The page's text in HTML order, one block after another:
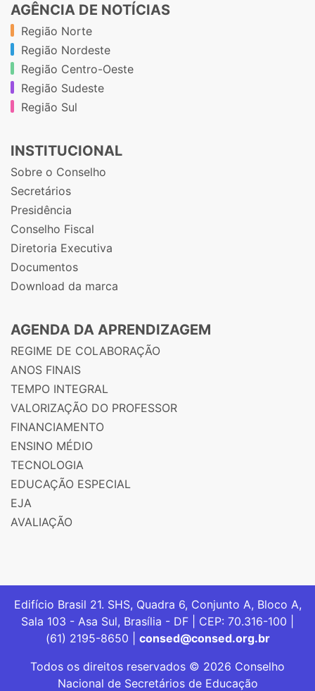
AGÊNCIA DE NOTÍCIAS
Região Norte
Região Nordeste
Região Centro-Oeste
Região Sudeste
Região Sul
INSTITUCIONAL
Sobre o Conselho
Secretários
Presidência
Conselho Fiscal
Diretoria Executiva
Documentos
Download da marca
AGENDA DA APRENDIZAGEM
REGIME DE COLABORAÇÃO
ANOS FINAIS
TEMPO INTEGRAL
VALORIZAÇÃO DO PROFESSOR
FINANCIAMENTO
ENSINO MÉDIO
TECNOLOGIA
EDUCAÇÃO ESPECIAL
EJA
AVALIAÇÃO
Edifício Brasil 21. SHS, Quadra 6, Conjunto A, Bloco A,
Sala 103 - Asa Sul, Brasília - DF | CEP: 70.316-100 |
(61) 2195-8650 | consed@consed.org.br
Todos os direitos reservados © 2026 Conselho
Nacional de Secretários de Educação